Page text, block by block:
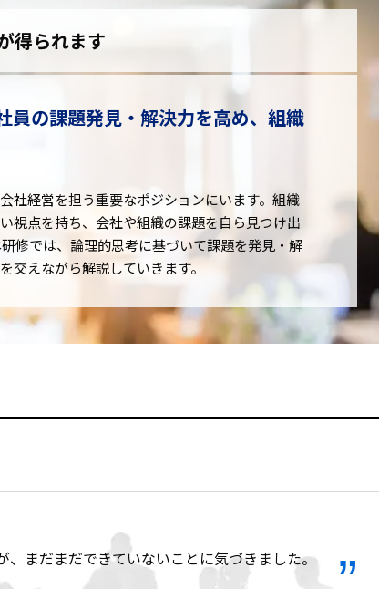
得られます
員の課題発見・解決力を高め、組織
社経営を担う重要なポジションにいます。組織
視点を持ち、会社や組織の課題を自ら見つけ出
修では、論理的思考に基づいて課題を発見・解
交えながら解説していきます。
まだまだできていないことに気づきました。